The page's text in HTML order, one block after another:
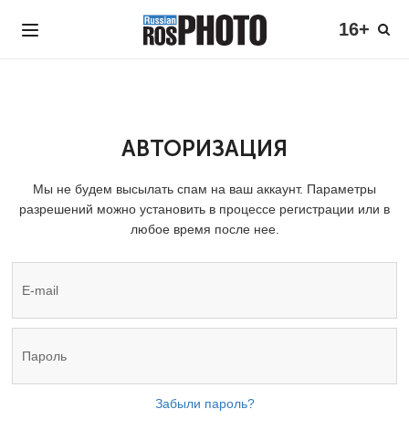
16+
АВТОРИЗАЦИЯ
Мы не будем высылать спам на ваш аккаунт. Параметры
разрешений можно установить в процессе регистрации или в
любое время после нее.
Забыли пароль?